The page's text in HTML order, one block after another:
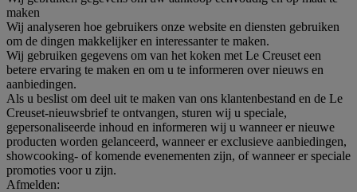
maken
Wij analyseren hoe gebruikers onze website en diensten gebruiken
om de dingen makkelijker en interessanter te maken.
Wij gebruiken gegevens om van het koken met Le Creuset een
betere ervaring te maken en om u te informeren over nieuws en
aanbiedingen.
Als u beslist om deel uit te maken van ons klantenbestand en de Le
Creuset-nieuwsbrief te ontvangen, sturen wij u speciale,
gepersonaliseerde inhoud en informeren wij u wanneer er nieuwe
producten worden gelanceerd, wanneer er exclusieve aanbiedingen,
showcooking- of komende evenementen zijn, of wanneer er speciale
promoties voor u zijn.
Afmelden: